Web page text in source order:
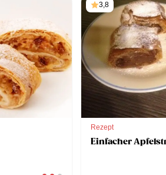
3,8
Rezept
Einfacher